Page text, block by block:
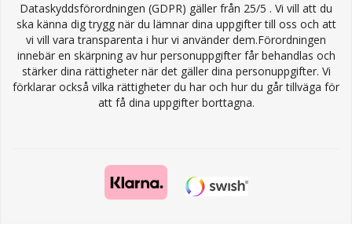
Dataskyddsförordningen (GDPR) gäller från 25/5 . Vi vill att du
ska känna dig trygg när du lämnar dina uppgifter till oss och att
vi vill vara transparenta i hur vi använder dem.Förordningen
innebär en skärpning av hur personuppgifter får behandlas och
stärker dina rättigheter när det gäller dina personuppgifter. Vi
förklarar också vilka rättigheter du har och hur du går tillväga för
att få dina uppgifter borttagna.